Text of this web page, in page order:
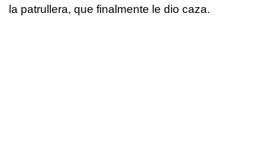
la patrullera, que finalmente le dio caza.